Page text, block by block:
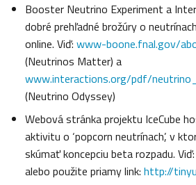
Booster Neutrino Experiment a
dobré prehľadné brožúry o
online. Viď: www-boone.fnal.gov/
(Neutrinos Matter) a
www.interactions.org/pdf/
(Neutrino Odyssey)
Webová stránka projektu IceCube
aktivitu o ‘popcorn neutrínach’, v
skúmať koncepciu beta rozpadu. Viď:
alebo použite priamy link: http://